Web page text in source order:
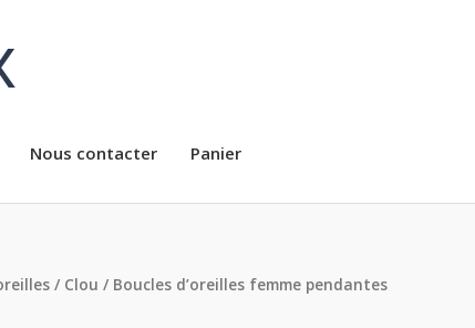
Nous contacter Panier
/ Clou / Boucles d’oreilles femme pendantes